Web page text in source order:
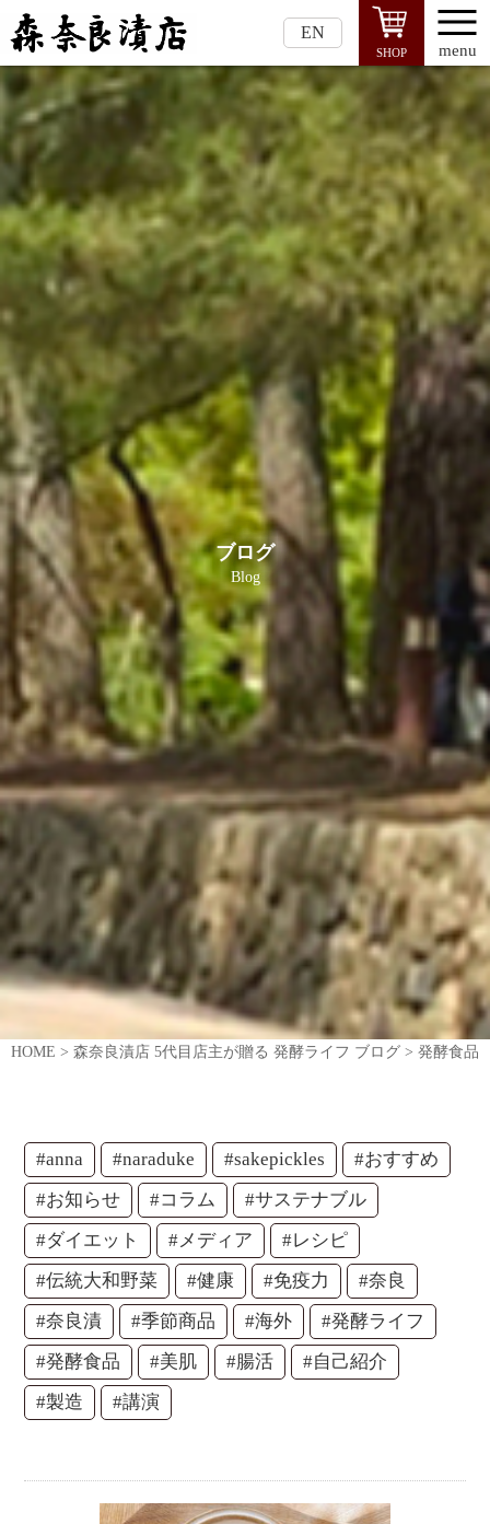
EN
SHOP menu
ブログ
Blog
HOME > 森奈良漬店 5代目店主が贈る 発酵ライフ ブログ > 発酵食品
#anna #naraduke #sakepickles
#おすすめ
#お知らせ
#コラム
#サステナブル
#ダイエット
#メディア
#レシピ
#伝統大和野菜
#健康 #免疫力
#奈良
#奈良漬
#季節商品 #海外
#発酵ライフ
#発酵食品
#美肌 #腸活
#自己紹介
#製造
#講演